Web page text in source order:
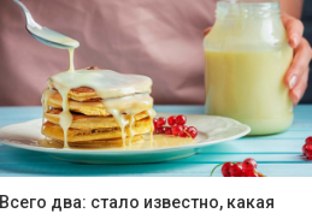
Всего два: стало известно, какая